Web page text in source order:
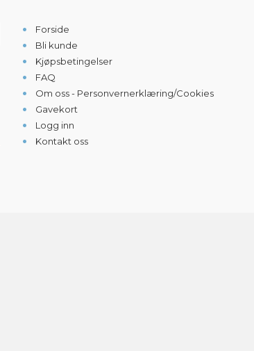
Forside
Bli kunde
Kjøpsbetingelser
FAQ
Om oss - Personvernerklæring/Cookies
Gavekort
Logg inn
Kontakt oss